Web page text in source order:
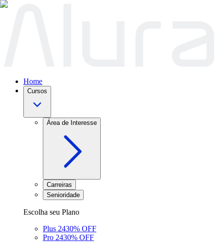
Home
Cursos
Área de Interesse
Carreiras
Senioridade
Escolha seu Plano
Plus 2430% OFF
Pro 2430% OFF